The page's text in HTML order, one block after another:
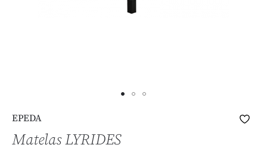
beginning
EPEDA
Matelas LYRIDES